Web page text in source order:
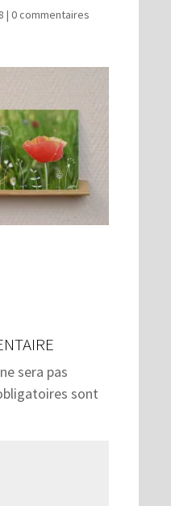
| 0 commentaires
sera pas
sont